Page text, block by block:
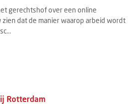
gerechtshof over een online
dat de manier waarop arbeid wordt
Rotterdam